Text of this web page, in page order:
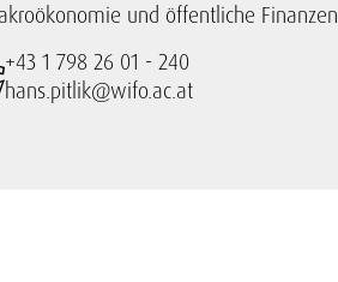
und öffentliche Finanzen
+43 1 798 26 01 - 240
hans.pitlik@wifo.ac.at